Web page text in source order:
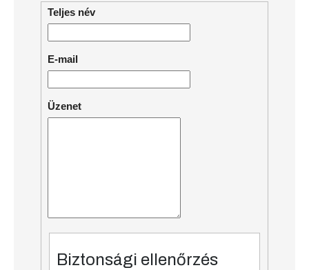
Teljes név
E-mail
Üzenet
Biztonsági ellenőrzés